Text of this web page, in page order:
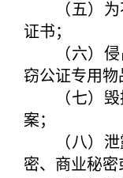
（五）为
证书；
（六）侵
窃公证专用物
（七）毁
案；
（八）泄
密、商业秘密